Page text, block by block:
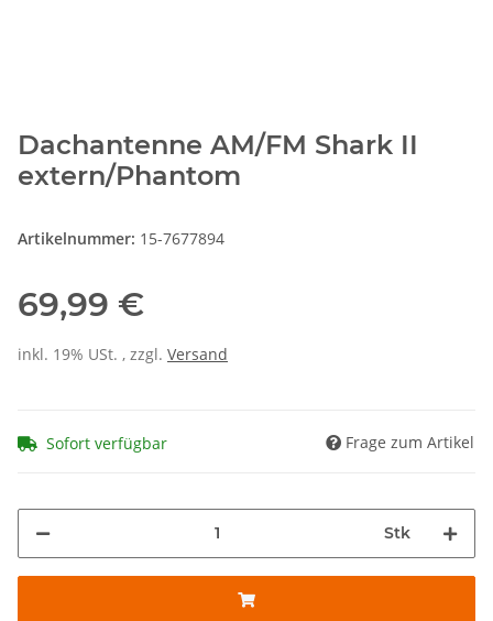
Dachantenne AM/FM Shark II
extern/Phantom
Artikelnummer: 15-7677894
69,99 €
inkl. 19% USt. , zzgl. Versand
Sofort verfügbar Frage zum Artikel
Stk